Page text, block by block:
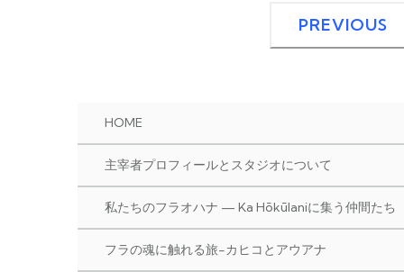
o
o
s
PREVIOUS
HOME
主宰者プロフィールとスタジオについて
私たちのフラオハナ — Ka Hōkūlaniに集う仲間たち
フラの魂に触れる旅-カヒコとアウアナ